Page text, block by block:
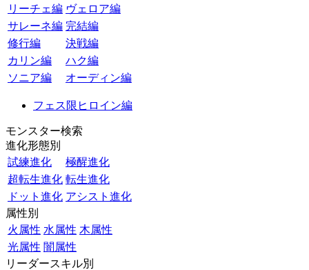
リーチェ編 ヴェロア編
サレーネ編 完結編
修行編
決戦編
カリン編
ハク編
ソニア編
オーディン編
フェス限ヒロイン編
モンスター検索
進化形態別
試練進化
極醒進化
超転生進化 転生進化
ドット進化 アシスト進化
属性別
火属性 水属性 木属性
光属性 闇属性
リーダースキル別